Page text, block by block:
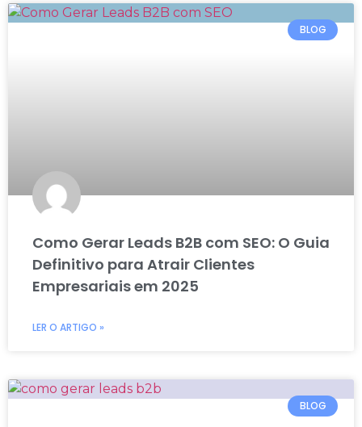
BLOG
Como Gerar Leads B2B com SEO: O Guia
Definitivo para Atrair Clientes
Empresariais em 2025
LER O ARTIGO »
BLOG